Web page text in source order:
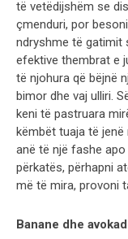
të vetëdijshëm se
çmenduri, por
ndryshme të gatimit
efektive thembrat e
të njohura që bëjnë
bimor dhe vaj ulliri.
keni të pastruara
këmbët tuaja të jenë
anë të një fashe
përkatës, përhapni
më të mira, provoni
Banane dhe